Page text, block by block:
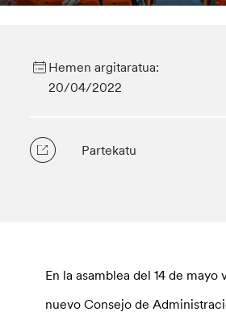
Hemen argitaratua:
20/04/2022
Partekatu
En la asamblea del 14 de mayo
nuevo Consejo de